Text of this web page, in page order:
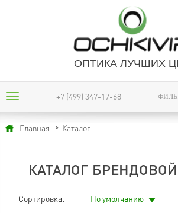
ОПТИКА ЛУЧШИХ
+7 (499) 347-17-68
Главная Каталог
КАТАЛОГ
Сортировка: По умолчанию